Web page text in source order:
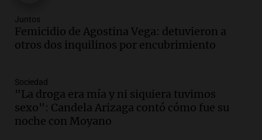
Panorama Federal
Episodios
Audio.Cómo serán los desalojos exprés
ley de propiedad privada
Ahora país
Episodios
Audio. Se inaugura la décimo primera
Juntos
Femicidio de Agostina Vega: detuvieron a
otros dos inquilinos por encubrimiento
Sociedad
"La droga era mía y ni siquiera tuvimos
sexo": Candela Arizaga contó cómo fue su
noche con Moyano